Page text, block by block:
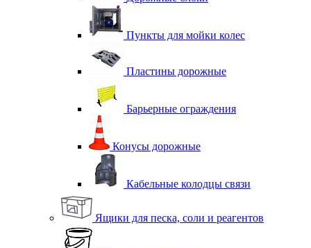
Пункты для мойки колес
Пластины дорожные
Барьерные ограждения
Конусы дорожные
Кабельные колодцы связи
Ящики для песка, соли и реагентов